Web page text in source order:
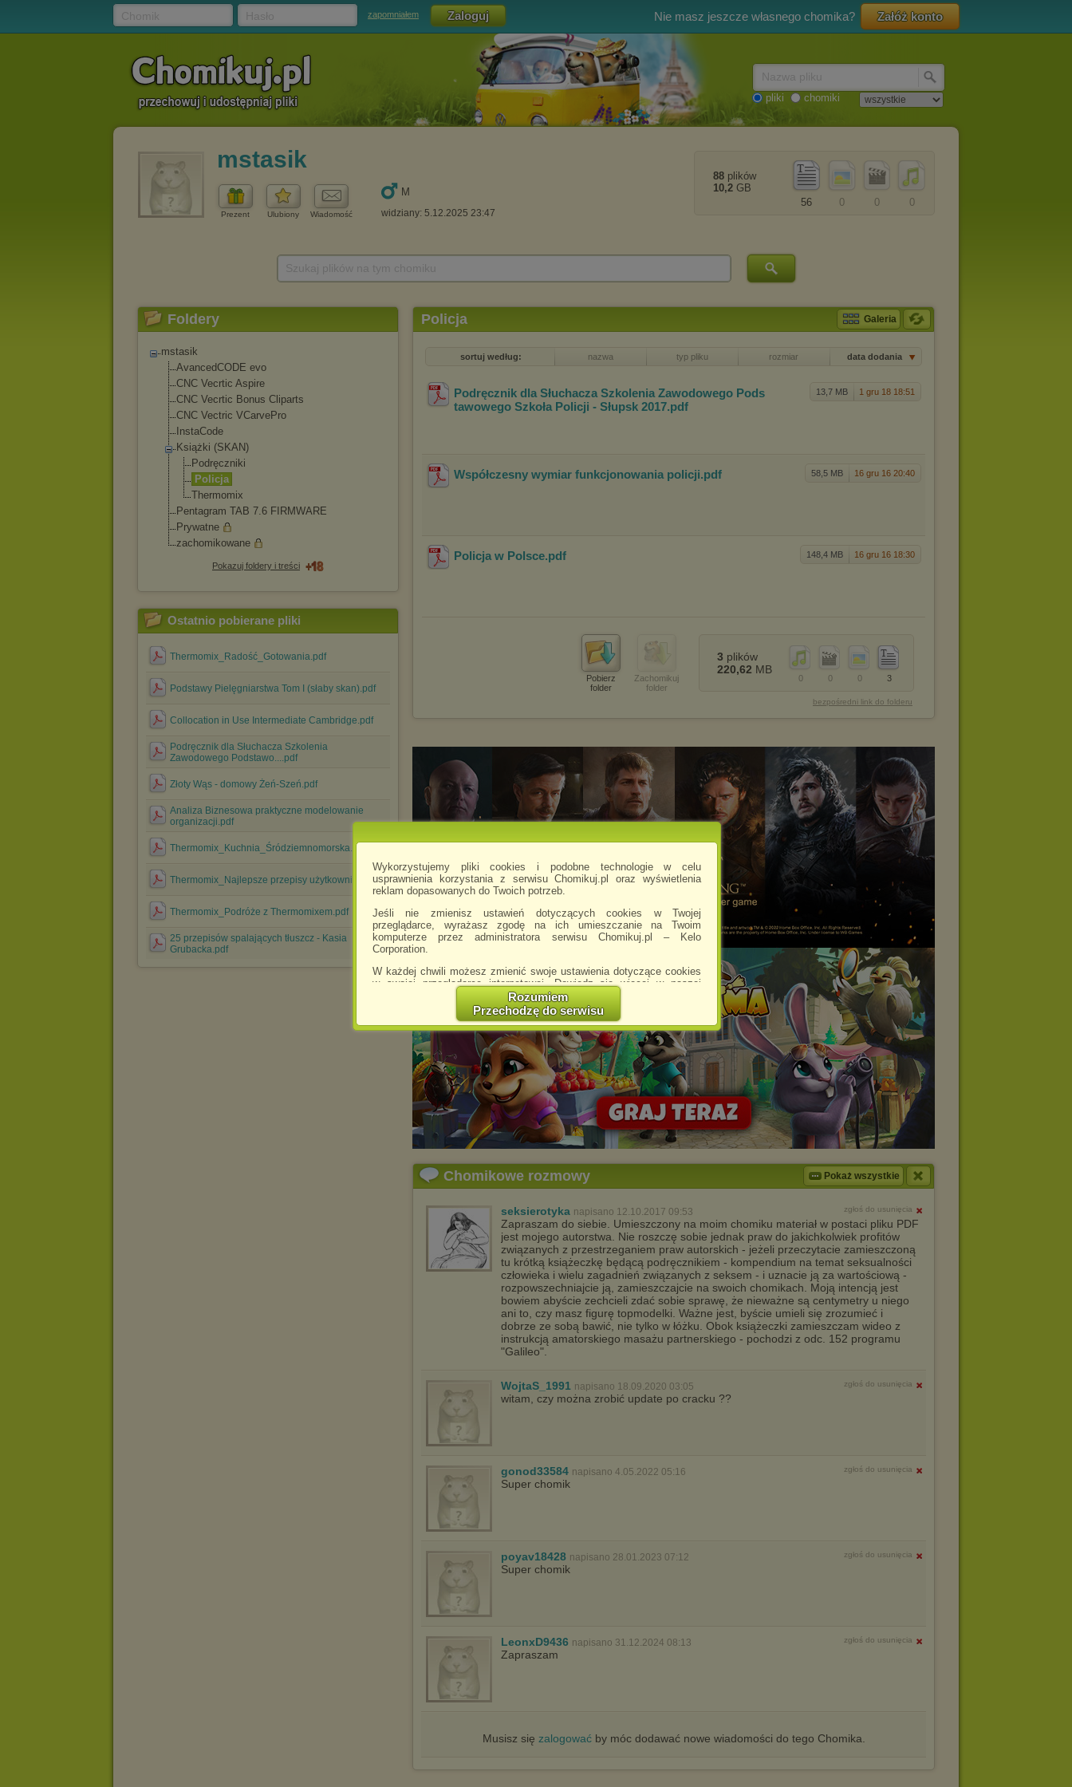
Wykorzystujemy pliki cookies i podobne technologie w celu
usprawnienia korzystania z serwisu Chomikuj.pl oraz wyświetlenia
reklam dopasowanych do Twoich potrzeb.
Jeśli nie zmienisz ustawień dotyczących cookies w Twojej
przeglądarce, wyrażasz zgodę na ich umieszczanie na Twoim
komputerze przez administratora serwisu Chomikuj.pl – Kelo
Corporation.
W każdej chwili możesz zmienić swoje ustawienia dotyczące cookies
w swojej przeglądarce internetowej. Dowiedz się więcej w naszej
http://chomikuj.pl/PolitykaPrywatnosci.aspx
Jednocześnie informujemy że zmiana ustawień przeglądarki może
spowodować ograniczenie korzystania ze strony Chomikuj.pl.
W przypadku braku twojej zgody na akceptację cookies niestety
prosimy o opuszczenie serwisu chomikuj.pl.
Wykorzystanie plików cookies
przezZaufanych Partnerów
(dostosowanie reklam do Twoich potrzeb, analiza skuteczności działań
marketingowych).
Wyrażenie sprzeciwu spowoduje, że wyświetlana Ci reklama nie
będzie dopasowana do Twoich preferencji, a będzie to reklama
Istnieje możliwość zmiany ustawień przeglądarki internetowej w
sposób uniemożliwiający przechowywanie plików cookies na
urządzeniu końcowym. Można również usunąć pliki cookies,
dokonując odpowiednich zmian w ustawieniach przeglądarki
Pełną informację na ten temat znajdziesz pod adresem
http://chomikuj.pl/PolitykaPrywatnosci.aspx.
Rozumiem
Przechodzę do serwisu
zapomniałem Nie masz jeszcze własnego chomika? Załóż konto
pliki chomiki
mstasik
Prezent Ulubiony Wiadomość
M
widziany: 5.12.2025 23:47
0
0
0
56
88 plików
10,2 GB
Foldery
mstasik
AvancedCODE evo
CNC Vecrtic Aspire
CNC Vecrtic Bonus Cliparts
CNC Vectric VCarvePro
InstaCode
Książki (SKAN)
Podręczniki
Policja
Thermomix
Pentagram TAB 7.6 FIRMWARE
Prywatne
zachomikowane
Pokazuj foldery i treści
Ostatnio pobierane pliki
Thermomix_Radość_Gotowania.pdf
Podstawy Pielęgniarstwa Tom I (słaby skan).pdf
Collocation in Use Intermediate Cambridge.pdf
Podręcznik dla Słuchacza Szkolenia
Zawodowego Podstawo....pdf
Złoty Wąs - domowy Żeń-Szeń.pdf
Analiza Biznesowa praktyczne modelowanie
organizacji.pdf
Thermomix_Kuchnia_Śródziemnomorska.pdf
Thermomix_Najlepsze przepisy użytkowników.pdf
Thermomix_Podróże z Thermomixem.pdf
25 przepisów spalających tłuszcz - Kasia
Grubacka.pdf
Policja Galeria
sortuj według: nazwa typ pliku rozmiar data dodania
13,7 MB 1 gru 18 18:51
Podręcznik dla Słuchacza Szkolenia Zawodowego Pods
tawowego Szkoła Policji - Słupsk 2017.pdf
58,5 MB 16 gru 16 20:40
Współczesny wymiar funkcjonowania policji.pdf
148,4 MB 16 gru 16 18:30
Policja w Polsce.pdf
Pobierz
folder
Zachomikuj
folder
3
0
0
0
3 plików
220,62 MB
bezpośredni link do folderu
Chomikowe rozmowy Pokaż wszystkie
seksierotyka napisano 12.10.2017 09:53 zgłoś do usunięcia
Zapraszam do siebie. Umieszczony na moim chomiku materiał w postaci pliku PDF
jest mojego autorstwa. Nie roszczę sobie jednak praw do jakichkolwiek profitów
związanych z przestrzeganiem praw autorskich - jeżeli przeczytacie zamieszczoną
tu krótką książeczkę będącą podręcznikiem - kompendium na temat seksualności
człowieka i wielu zagadnień związanych z seksem - i uznacie ją za wartościową -
rozpowszechniajcie ją, zamieszczajcie na swoich chomikach. Moją intencją jest
bowiem abyście zechcieli zdać sobie sprawę, że nieważne są centymetry u niego
ani to, czy masz figurę topmodelki. Ważne jest, byście umieli się zrozumieć i
dobrze ze sobą bawić, nie tylko w łóżku. Obok książeczki zamieszczam wideo z
instrukcją amatorskiego masażu partnerskiego - pochodzi z odc. 152 programu
"Galileo".
WojtaS_1991 napisano 18.09.2020 03:05 zgłoś do usunięcia
witam, czy można zrobić update po cracku ??
gonod33584 napisano 4.05.2022 05:16 zgłoś do usunięcia
Super chomik
poyav18428 napisano 28.01.2023 07:12 zgłoś do usunięcia
Super chomik
LeonxD9436 napisano 31.12.2024 08:13 zgłoś do usunięcia
Zapraszam
Musisz się zalogowaćby móc dodawać nowe wiadomości do tego Chomika.